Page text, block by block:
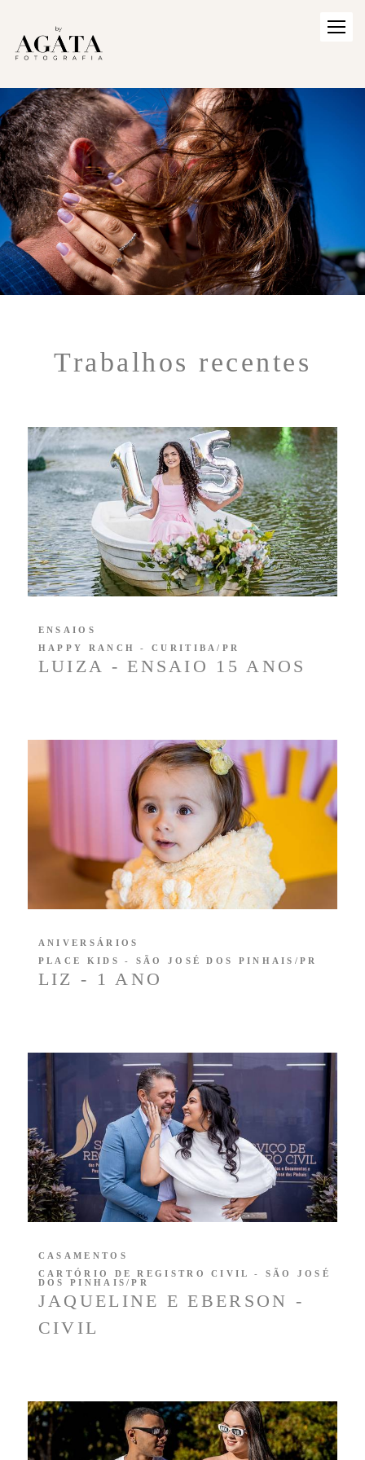
Trabalhos recentes
LUIZA - ENSAIO 15 ANOS
ENSAIOS
HAPPY RANCH - CURITIBA/PR
LIZ - 1 ANO
ANIVERSÁRIOS
PLACE KIDS - SÃO JOSÉ DOS PINHAIS/PR
JAQUELINE E EBERSON -
CIVIL
CASAMENTOS
CARTÓRIO DE REGISTRO CIVIL - SÃO JOSÉ
DOS PINHAIS/PR